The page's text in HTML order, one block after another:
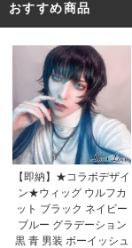
おすすめ商品
【即納】★コラボデザイ
ン★ウィッグ ウルフカ
ット ブラック ネイビー
ブルー グラデーション
黒 青 男装 ボーイッシュ